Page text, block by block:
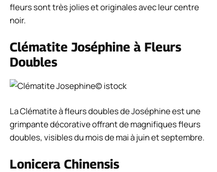
fleurs sont très jolies et originales avec leur centre
noir.
Clématite Joséphine à Fleurs
Doubles
© istock
La Clématite à fleurs doubles de Joséphine est une
grimpante décorative offrant de magnifiques fleurs
doubles, visibles du mois de mai à juin et septembre.
Lonicera Chinensis